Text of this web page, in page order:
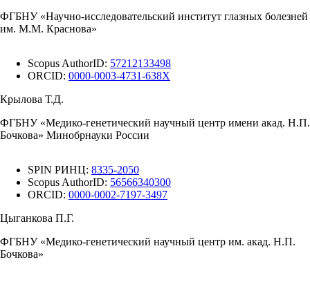
ФГБНУ «Научно-исследовательский институт глазных болезней
им. М.М. Краснова»
Scopus AuthorID: 57212133498
ORCID: 0000-0003-4731-638X
Крылова Т.Д.
ФГБНУ «Медико-генетический научный центр имени акад. Н.П.
Бочкова» Минобрнауки России
SPIN РИНЦ: 8335-2050
Scopus AuthorID: 56566340300
ORCID: 0000-0002-7197-3497
Цыганкова П.Г.
ФГБНУ «Медико-генетический научный центр им. акад. Н.П.
Бочкова»